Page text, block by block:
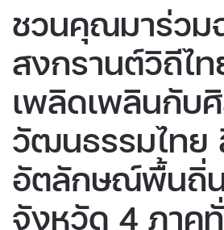
ชวนคุณมาร่วม
สงกรานต์วิถีไท
เพลิดเพลินกับ
วัฒนธรรมไทย
อัตลักษณ์พื้นถิ่
จังหวัด 4 ภาค